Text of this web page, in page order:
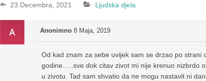
23 Decembra, 2021 Ljudska djela
Anonimno 8 Maja, 2019
Od kad znam za sebe uvijek sam se drzao po strani
godine…..sve dok citav zivot mi nije krenuo nizbrdo
u zivotu. Tad sam shvatio da ne mogu nastavit ni